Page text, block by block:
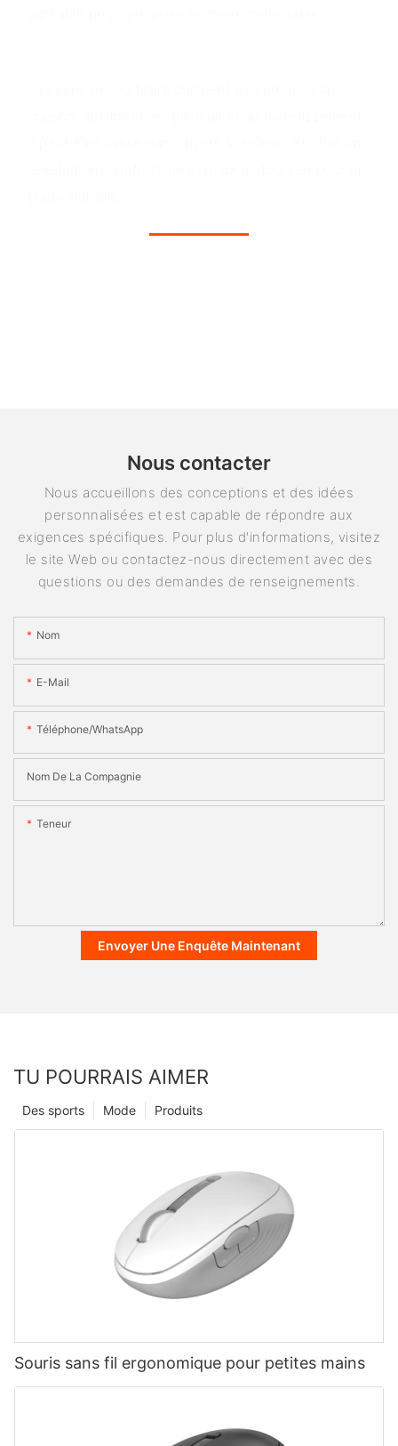
Nous contacter
Nous accueillons des conceptions et des idées
personnalisées et est capable de répondre aux
exigences spécifiques. Pour plus d'informations, visitez
le site Web ou contactez-nous directement avec des
questions ou des demandes de renseignements.
Nom
E-Mail
Téléphone/WhatsApp
Nom De La Compagnie
Teneur
Envoyer Une Enquête Maintenant
TU POURRAIS AIMER
Produits
Mode
Des sports
Souris sans fil ergonomique pour petites mains